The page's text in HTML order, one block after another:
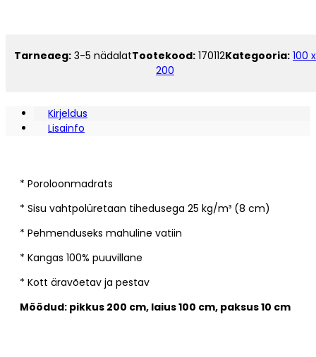
kogus
Tarneaeg: 3-5 nädalatTootekood: 170112Kategooria: 100 x
200
Kirjeldus
Lisainfo
* Poroloonmadrats
* Sisu vahtpolüretaan tihedusega 25 kg/m³ (8 cm)
* Pehmenduseks mahuline vatiin
* Kangas 100% puuvillane
* Kott äravõetav ja pestav
Mõõdud: pikkus 200 cm, laius 100 cm, paksus 10 cm